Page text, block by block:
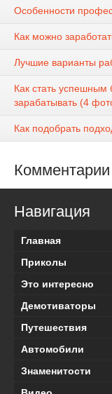
Особенности
Как можно
Лучшие варианты
Как стать
зарабатывать (4
Как подобрать
Комментарии
Навигация
Главная
Приколы
Это интересно
Демотиваторы
Путешествия
Автомобили
Знаменитости